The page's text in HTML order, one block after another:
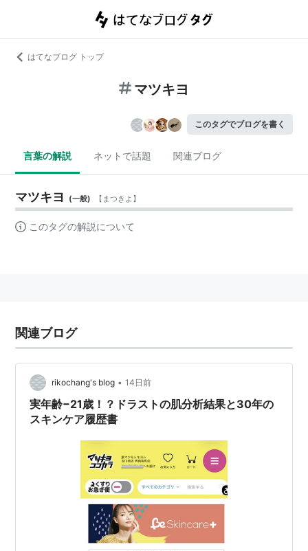
はてなブログ トップ
マツキヨ
このタグでブログを書く
言葉の解説 ネットで話題 関連ブログ
マツキヨ (一般) 【 まつきよ 】
このタグの解説について
関連ブログ
rikochang's blog • 14日前
実年齢−21歳！？ドラストの肌分析結果と30年の
スキンケア履歴書